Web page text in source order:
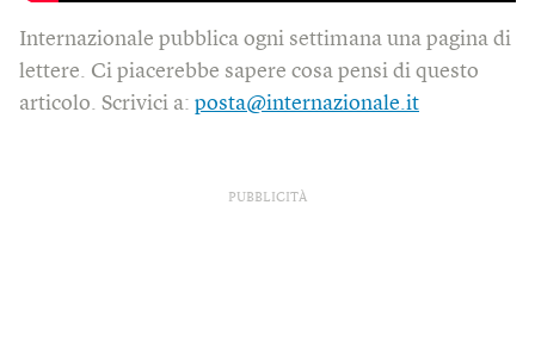
Internazionale pubblica ogni settimana una pagina di
lettere. Ci piacerebbe sapere cosa pensi di questo
articolo. Scrivici a: posta@internazionale.it
PUBBLICITÀ